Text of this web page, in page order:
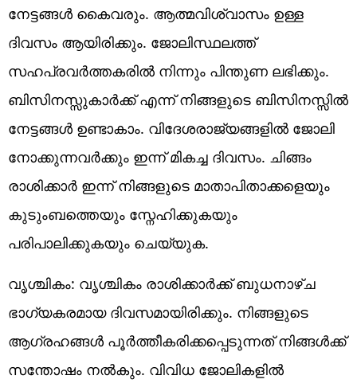
നേട്ടങ്ങൾ കൈവരും. ആത്മവിശ്വാസം ഉള്ള
ദിവസം ആയിരിക്കും. ജോലിസ്ഥലത്ത്
സഹപ്രവർത്തകരിൽ നിന്നും പിന്തുണ ലഭിക്കും.
ബിസിനസ്സുകാർക്ക് എന്ന് നിങ്ങളുടെ ബിസിനസ്സിൽ
നേട്ടങ്ങൾ ഉണ്ടാകാം. വിദേശരാജ്യങ്ങളിൽ ജോലി
നോക്കുന്നവർക്കും ഇന്ന് മികച്ച ദിവസം. ചിങ്ങം
രാശിക്കാർ ഇന്ന് നിങ്ങളുടെ മാതാപിതാക്കളെയും
കുടുംബത്തെയും സ്നേഹിക്കുകയും
പരിപാലിക്കുകയും ചെയ്യുക.
വൃശ്ചികം: വൃശ്ചികം രാശിക്കാർക്ക് ബുധനാഴ്ച
ഭാഗ്യകരമായ ദിവസമായിരിക്കും. നിങ്ങളുടെ
ആഗ്രഹങ്ങൾ പൂർത്തീകരിക്കപ്പെടുന്നത് നിങ്ങൾക്ക്
സന്തോഷം നൽകും. വിവിധ ജോലികളിൽ